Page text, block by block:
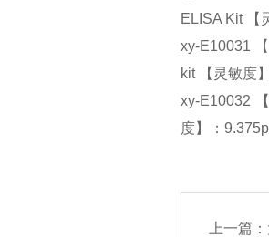
ELISA Kit 【
xy-E10031
kit 【灵敏度
xy-E10032
度】：
上一篇：